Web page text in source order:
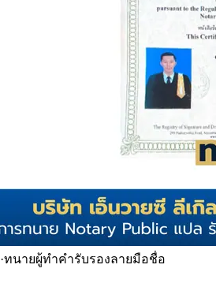
·ทนายผู้ทำคำรับรองลายมือชื่อ